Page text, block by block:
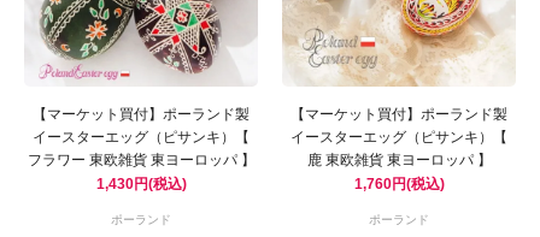
【マーケット買付】ポーランド製
イースターエッグ（ピサンキ）【
フラワー 東欧雑貨 東ヨーロッパ 】
1,430円(税込)
ポーランド
【マーケット買付】ポーランド製
イースターエッグ（ピサンキ）【
鹿 東欧雑貨 東ヨーロッパ 】
1,760円(税込)
ポーランド